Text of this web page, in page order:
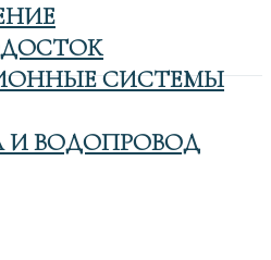
СИСТЕМЫ
И ВОДОПРОВОД